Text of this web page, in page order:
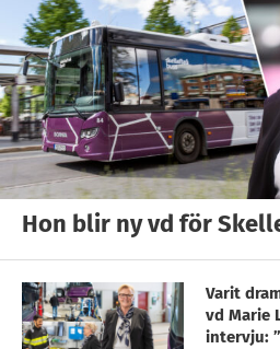
Hon blir ny vd för
Varit
vd Marie
intervju: